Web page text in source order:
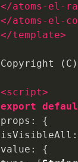
</atoms-el-
</atoms-el-
</template>
Copyright
<script>
export
props
isVisibleAll
value